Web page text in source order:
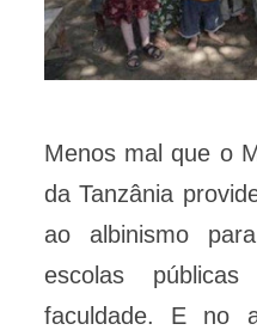
Menos mal que o
da Tanzânia
ao albinismo
escolas
faculdade. E no